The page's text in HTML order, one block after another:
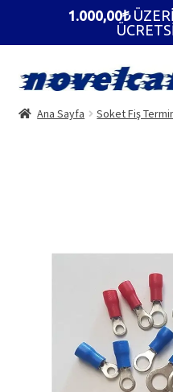
geç
geç
Ana Sayfa Soket Fiş
1.000,00₺